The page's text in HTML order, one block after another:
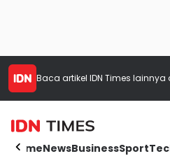
Baca artikel IDN Times lainnya
HomeNewsBusinessSport